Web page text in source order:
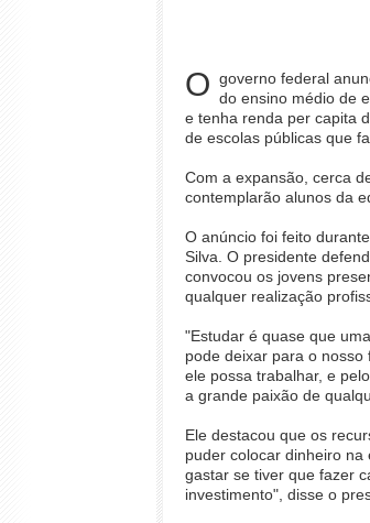
O governo federal
do ensino médio de
e tenha renda per capita
de escolas públicas que
Com a expansão, cerca
contemplarão alunos da
O anúncio foi feito
Silva. O presidente
convocou os jovens
qualquer realização
"Estudar é quase que
pode deixar para o
ele possa trabalhar, e
a grande paixão de
Ele destacou que os
puder colocar dinheiro
gastar se tiver que fazer
investimento", disse o